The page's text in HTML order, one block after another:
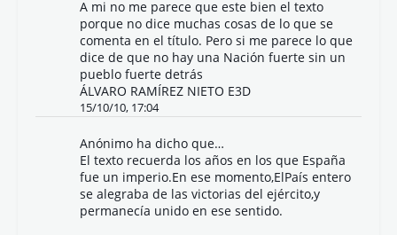
A mi no me parece que este bien el texto
porque no dice muchas cosas de lo que se
comenta en el título. Pero si me parece lo que
dice de que no hay una Nación fuerte sin un
pueblo fuerte detrás
ÁLVARO RAMÍREZ NIETO E3D
15/10/10, 17:04
Anónimo ha dicho que…
El texto recuerda los años en los que España
fue un imperio.En ese momento,ElPaís entero
se alegraba de las victorias del ejército,y
permanecía unido en ese sentido.